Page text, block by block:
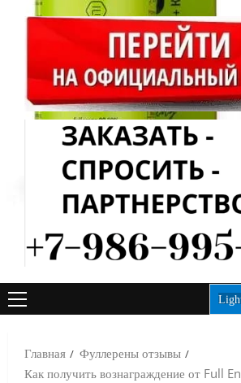
ОСНОВНОЕ
Главная
Фуллерены отзывы
Как получить вознаграждение от Full